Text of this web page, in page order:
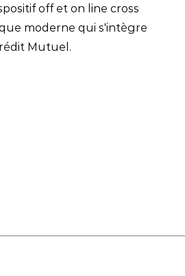
off et on line cross
moderne qui s'intègre
Mutuel.